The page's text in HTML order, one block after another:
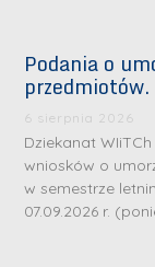
Podania o
przedmiotów.
6 sierpnia 2026
Dziekanat
wniosków o
w semestrze
07.09.2026 r.